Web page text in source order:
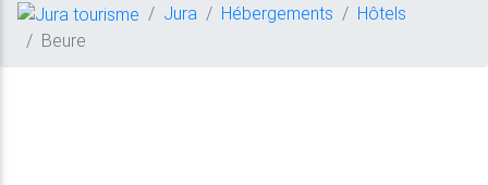
Jura Hébergements
Hôtels
Beure